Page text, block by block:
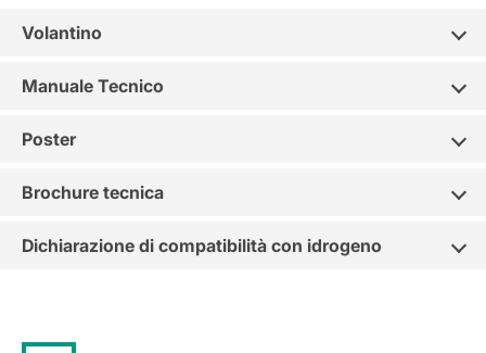
Volantino
Manuale Tecnico
Poster
Brochure tecnica
Dichiarazione di compatibilità con idrogeno